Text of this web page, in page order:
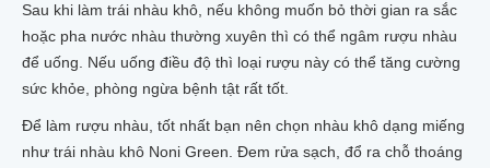
Sau khi làm trái nhàu khô, nếu không muốn bỏ thời gian ra sắc
hoặc pha nước nhàu thường xuyên thì có thể ngâm rượu nhàu
để uống. Nếu uống điều độ thì loại rượu này có thể tăng cường
sức khỏe, phòng ngừa bệnh tật rất tốt.
Để làm rượu nhàu, tốt nhất bạn nên chọn nhàu khô dạng miếng
như trái nhàu khô Noni Green. Đem rửa sạch, đổ ra chỗ thoáng